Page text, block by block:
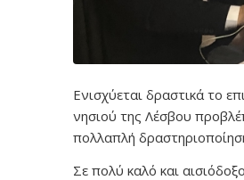
Ενισχύεται δραστικά το
νησιού της Λέσβου
πολλαπλή
Σε πολύ καλό και